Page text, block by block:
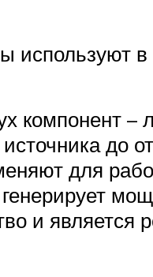
используют
компонент –
до
для
и